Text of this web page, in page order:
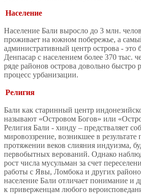
Население
Население Бали выросло до 3 млн.
проживает на южном побережье, а
административный центр острова - это
Денпасар с населением более 370 тыс.
ряде районов острова довольно быстро
процесс урбанизации.
Религия
Бали как старинный центр
называют «Островом Богов» или
Религия Бали - хинду – предстваляет
мировоззрение, возникшее в
протяжении веков слияния индуизма,
первобытных верований. Однако
рост числа мусульман за счет
работы с Явы, Ломбока и других
население Бали отличает понимание и
к приверженцам любого